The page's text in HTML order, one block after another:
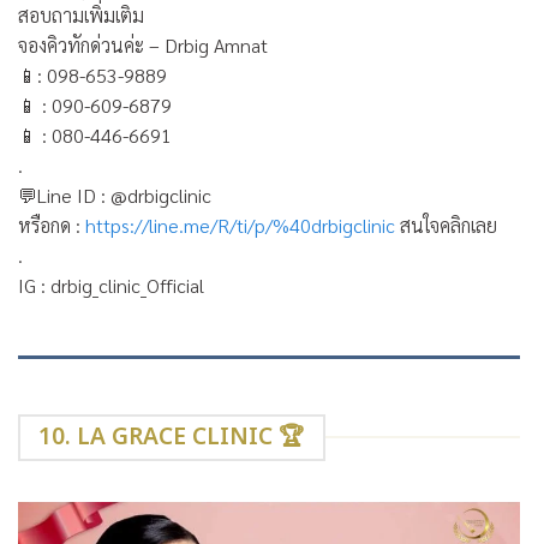
สอบถามเพิ่มเติม
จองคิวทักด่วนค่ะ – Drbig Amnat
📱 : 098-653-9889
📱 : 090-609-6879
📱 : 080-446-6691
.
💬Line ID : @drbigclinic
หรือกด : https://line.me/R/ti/p/%40drbigclinicสนใจคลิกเลย
.
IG : drbig_clinic_Official
10. LA GRACE CLINIC 🏆